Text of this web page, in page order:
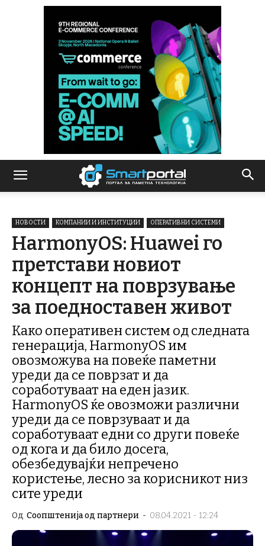
НОВОСТИ КОМПАНИИ И ИНСТИТУЦИИ ОПЕРАТИВНИ СИСТЕМИ
HarmonyОS: Huawei го
претстави новиот
концепт на поврзување
за поедноставен живот
Како оперативен систем од следната
генерација, HarmonyOS им
овозможува на повеќе паметни
уреди да се поврзат и да
соработуваат на еден јазик.
HarmonyOS ќе овозможи различни
уреди да се поврзуваат и да
соработуваат едни со други повеќе
од кога и да било досега,
обезбедувајќи непречено
користење, лесно за корисникот низ
сите уреди
Од Соопштенија од партнери - 08.04.2021 - 12:24